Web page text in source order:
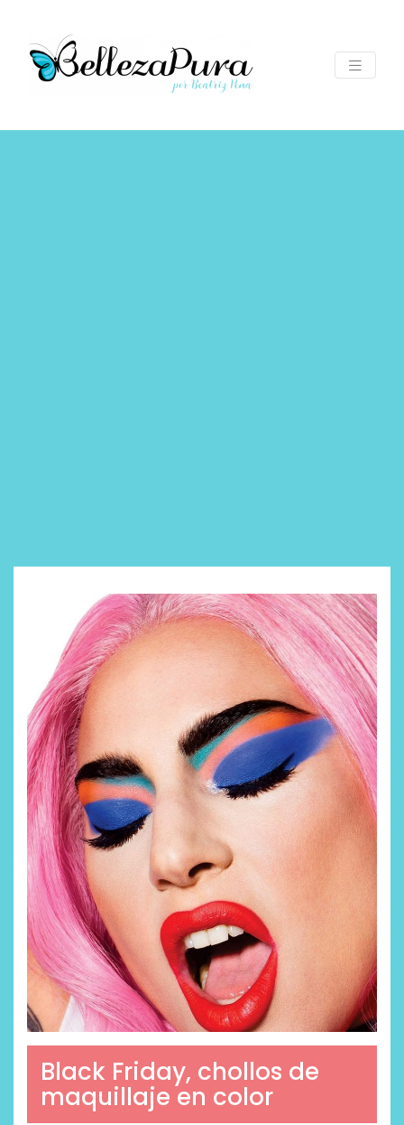
Black Friday, chollos de
maquillaje en color